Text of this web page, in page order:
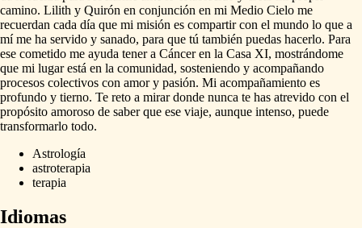
camino. Lilith y Quirón en conjunción en mi Medio Cielo me
recuerdan cada día que mi misión es compartir con el mundo lo que a
mí me ha servido y sanado, para que tú también puedas hacerlo. Para
ese cometido me ayuda tener a Cáncer en la Casa XI, mostrándome
que mi lugar está en la comunidad, sosteniendo y acompañando
procesos colectivos con amor y pasión. Mi acompañamiento es
profundo y tierno. Te reto a mirar donde nunca te has atrevido con el
propósito amoroso de saber que ese viaje, aunque intenso, puede
transformarlo todo.
Astrología
astroterapia
terapia
Idiomas